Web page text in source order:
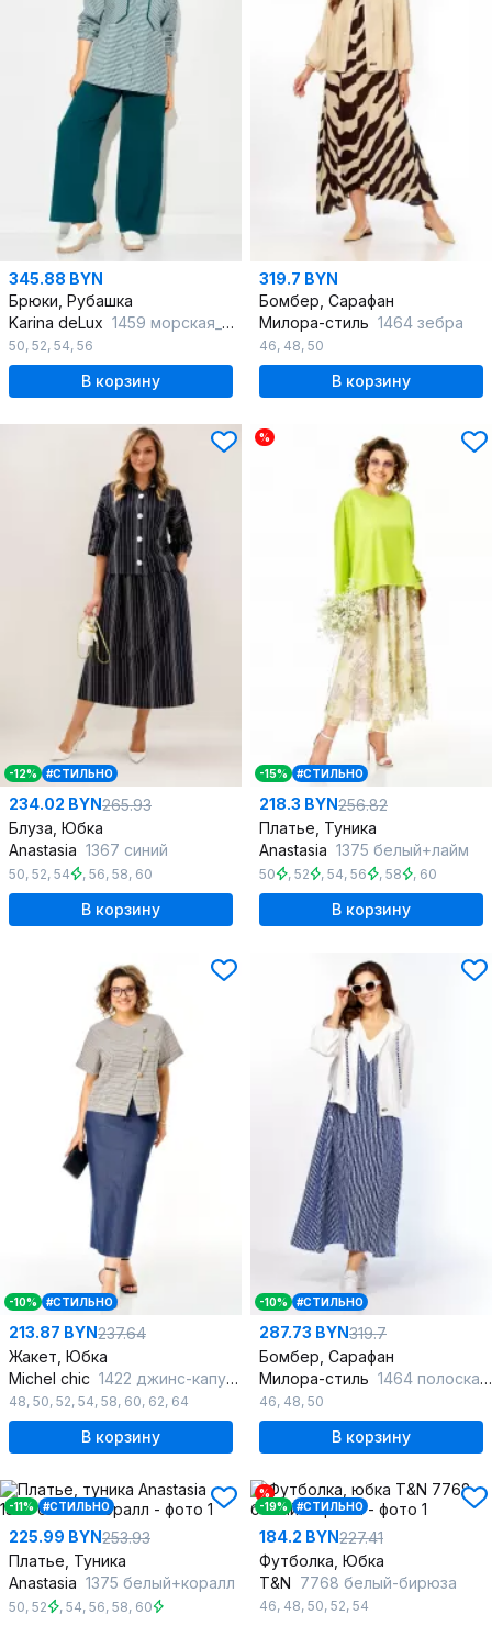
345.88 BYN
Брюки, Рубашка
Karina deLux 1459 морская_волна
50, 52, 54, 56
В корзину
319.7 BYN
Бомбер, Сарафан
Милора-стиль 1464 зебра
46, 48, 50
В корзину
-12% #СТИЛЬНО
234.02 BYN265.93
Блуза, Юбка
Anastasia 1367 синий
50, 52, 54 , 56, 58, 60
В корзину
%
-15% #СТИЛЬНО
218.3 BYN256.82
Платье, Туника
Anastasia 1375 белый+лайм
50 , 52 , 54, 56 , 58 , 60
В корзину
-10% #СТИЛЬНО
213.87 BYN237.64
Жакет, Юбка
Michel chic 1422 джинс-капучино
48, 50, 52, 54, 58, 60, 62, 64
В корзину
-10% #СТИЛЬНО
287.73 BYN319.7
Бомбер, Сарафан
Милора-стиль 1464 полоска_синий_электрик+белый
46, 48, 50
В корзину
-11% #СТИЛЬНО
225.99 BYN253.93
Платье, Туника
Anastasia 1375 белый+коралл
50, 52 , 54, 56, 58, 60
%
-19%
#СТИЛЬНО
184.2 BYN227.41
Футболка, Юбка
T&N 7768 белый-бирюза
46, 48, 50, 52, 54